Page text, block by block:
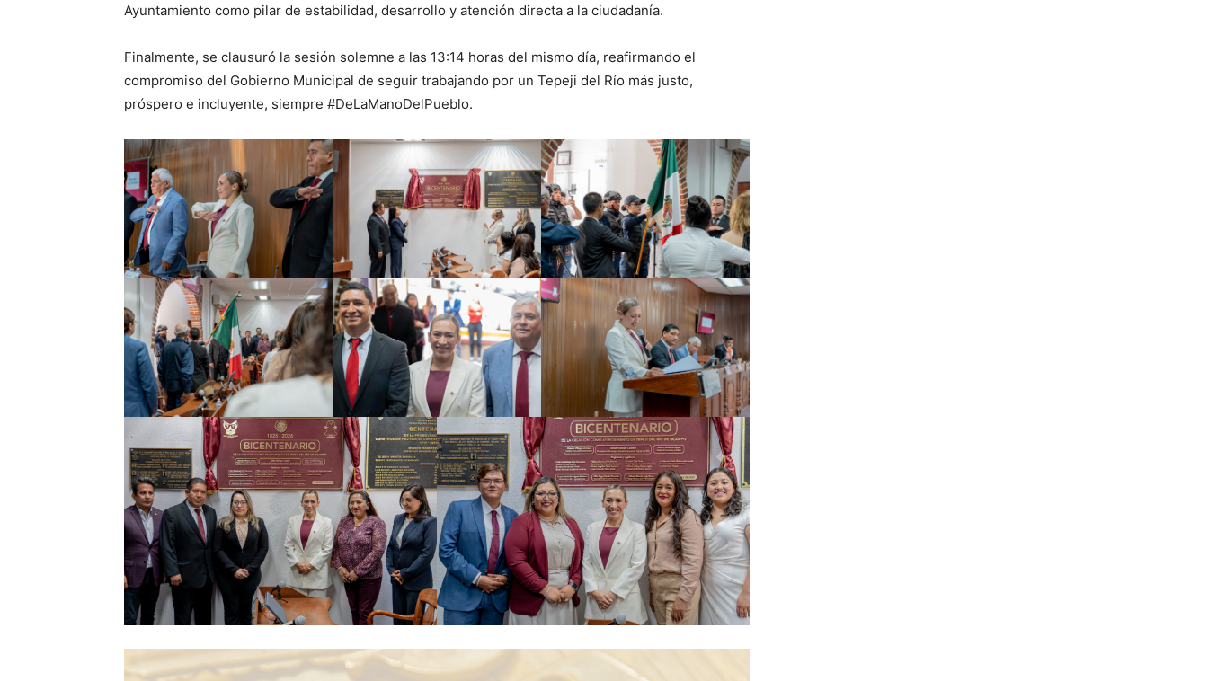
Ayuntamiento como pilar de estabilidad, desarrollo y atención directa a la ciudadanía.
Finalmente, se clausuró la sesión solemne a las 13:14 horas del mismo día, reafirmando el
compromiso del Gobierno Municipal de seguir trabajando por un Tepeji del Río más justo,
próspero e incluyente, siempre #DeLaManoDelPueblo.